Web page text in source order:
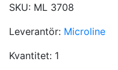
SKU: ML 3708
Leverantör: Microline
Kvantitet: 1